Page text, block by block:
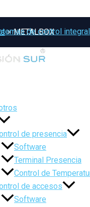
de control integral
de presencia
Software
Terminal Presencia
Control de
de accesos
Software
METALBOX